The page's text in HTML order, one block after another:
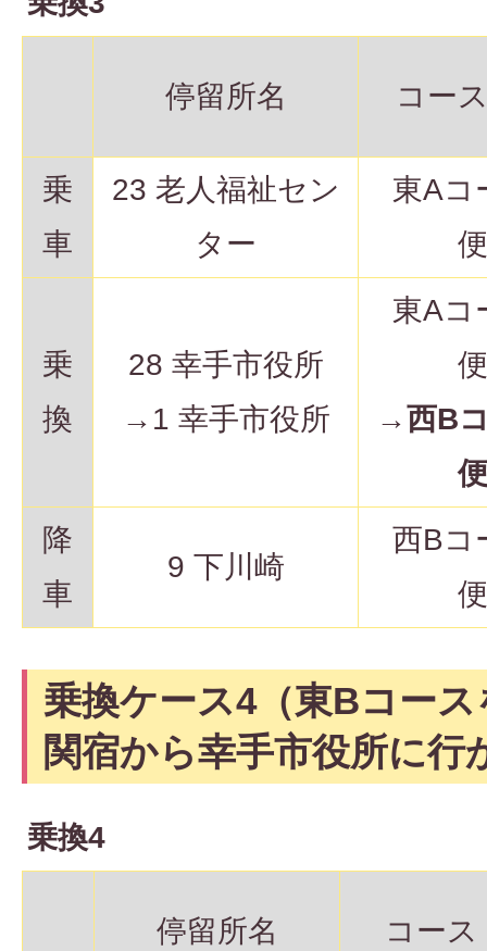
停留所名 コー
乗
車
23 老人福祉セン
ター
東Aコ
乗
換
28 幸手市役所
→1 幸手市役所
東Aコ
→西B
降
車
9 下川崎
西Bコ
乗換ケース4（東Bコー
関宿から幸手市役所に行
乗換4
停留所名 コー